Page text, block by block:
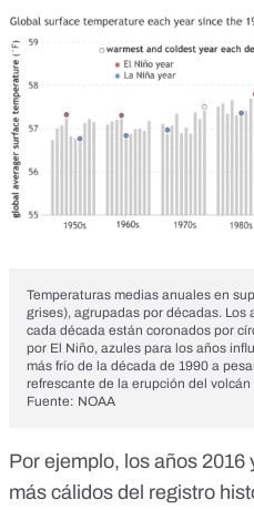
Temperaturas medias anuales en
grises), agrupadas por décadas. Los
cada década están coronados por
por El Niño, azules para los años
más frío de la década de 1990 a
refrescante de la erupción del
Fuente: NOAA
Por ejemplo, los años 2016
más cálidos del registro